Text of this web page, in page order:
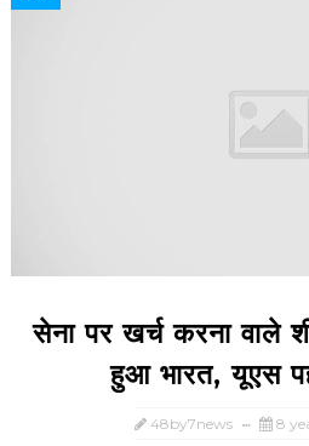
सेना पर खर्च करना वाले
हुआ भारत, यूएस
48by7news 8